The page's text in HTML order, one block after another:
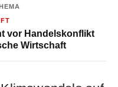
vor Handelskonflikt
Wirtschaft